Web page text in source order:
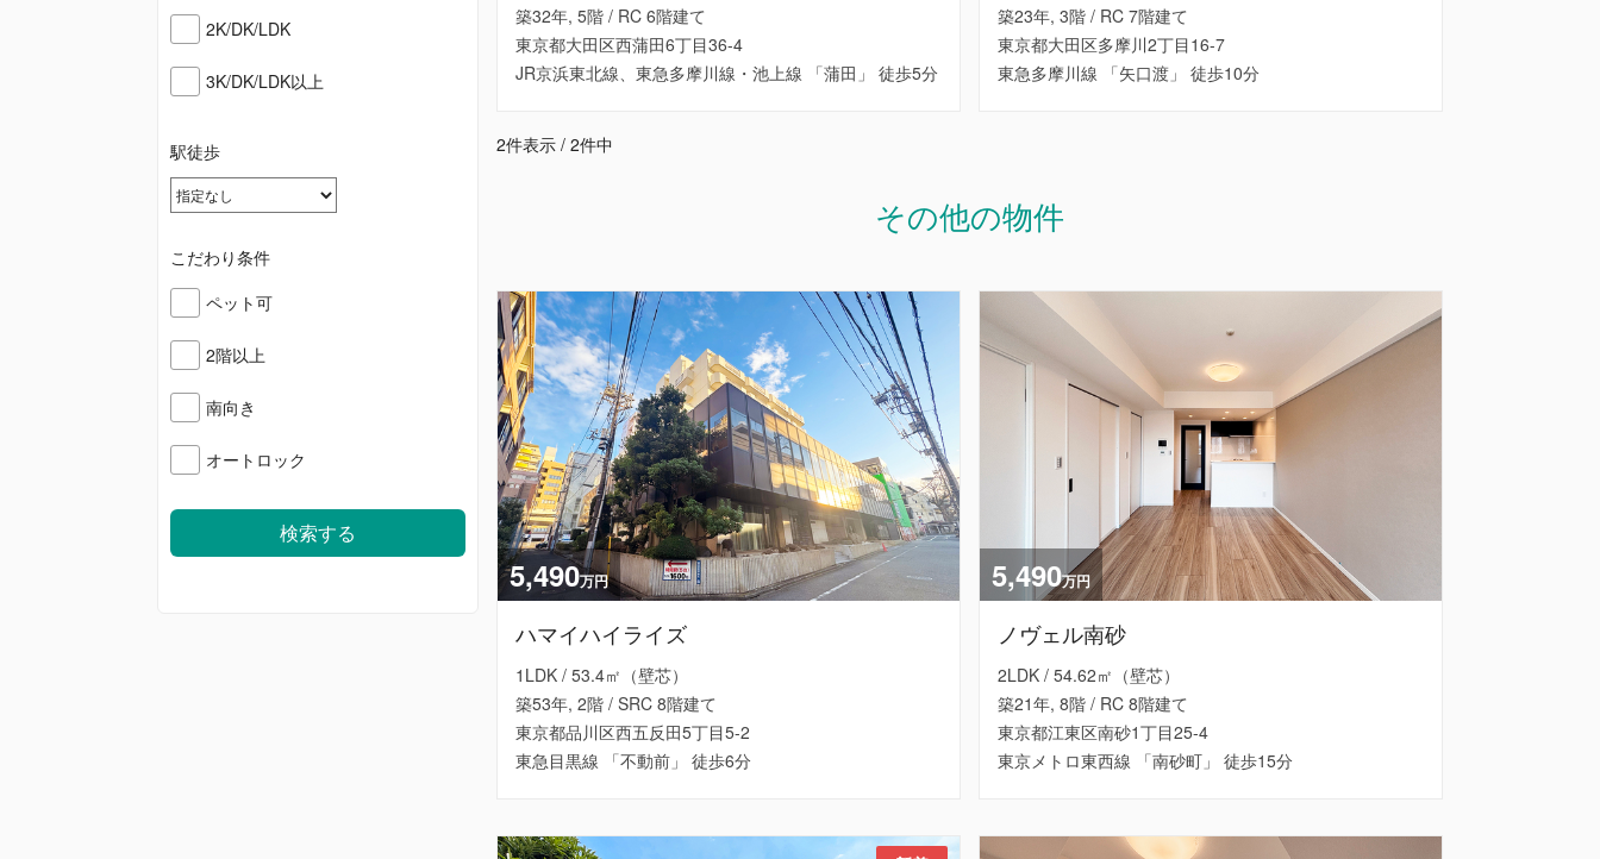
2K/DK/LDK
3K/DK/LDK以上
駅徒歩
こだわり条件
ペット可
2階以上
南向き
オートロック
築32年, 5階 / RC 6階建て
東京都大田区西蒲田6丁目36-4
JR京浜東北線、東急多摩川線・池上線 「蒲田」 徒歩5分
築23年, 3階 / RC 7階建て
東京都大田区多摩川2丁目16-7
東急多摩川線 「矢口渡」 徒歩10分
2件表示 / 2件中
その他の物件
5,490万円
ハマイハイライズ
1LDK / 53.4㎡（壁芯）
築53年, 2階 / SRC 8階建て
東京都品川区西五反田5丁目5-2
東急目黒線 「不動前」 徒歩6分
5,490万円
ノヴェル南砂
2LDK / 54.62㎡（壁芯）
築21年, 8階 / RC 8階建て
東京都江東区南砂1丁目25-4
東京メトロ東西線 「南砂町」 徒歩15分